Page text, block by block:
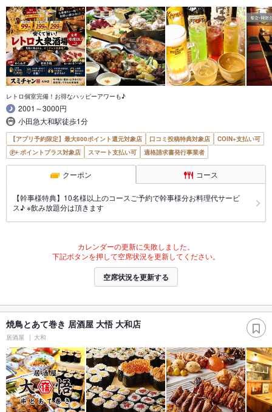
レトロ個室完備！お得なハッピーアワーも♪
2001～3000円
小田急大和駅徒歩1分
【アプリ予約限定】最大800ポイント還元対象店 口コミ投稿特典対象店
COIN+支払い可
ポイントプラス対象店
スマート支払い可 適格請求書発行事業者
クーポン コース
【幹事様特典】10名様以上のコースご予約で幹事様分お料理代サービ
ス♪ ※飲み放題分は頂きます
カレンダーの更新に失敗しました。
下記ボタンを押して空席状況を更新してください。
空席状況を更新する
焼鳥とあて巻き 居酒屋 大悟 大和店
居酒屋 大和